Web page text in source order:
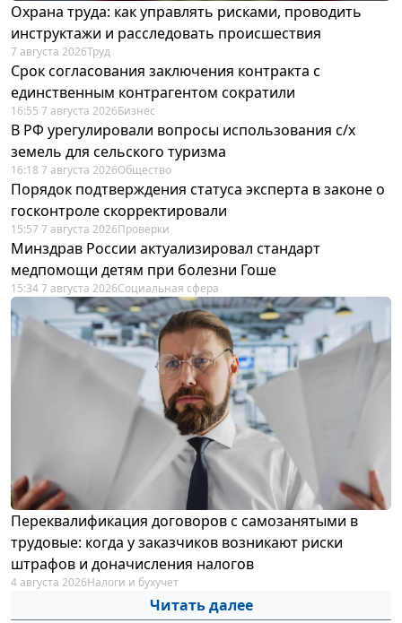
Охрана труда: как управлять рисками, проводить
инструктажи и расследовать происшествия
7 августа 2026Труд
Срок согласования заключения контракта с
единственным контрагентом сократили
16:55 7 августа 2026Бизнес
В РФ урегулировали вопросы использования с/х
земель для сельского туризма
16:18 7 августа 2026Общество
Порядок подтверждения статуса эксперта в законе о
госконтроле скорректировали
15:57 7 августа 2026Проверки
Минздрав России актуализировал стандарт
медпомощи детям при болезни Гоше
15:34 7 августа 2026Социальная сфера
Переквалификация договоров с самозанятыми в
трудовые: когда у заказчиков возникают риски
штрафов и доначисления налогов
4 августа 2026Налоги и бухучет
Читать далее